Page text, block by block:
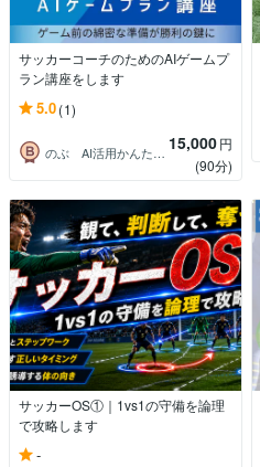
サッカーコーチのためのAIゲームプ
ラン講座をします
5.0(1)
のぶ AI活用かんたんコンテンツ制作術 15,000円
(90分)
サッカーOS①｜1vs1の守備を論理
で攻略します
-